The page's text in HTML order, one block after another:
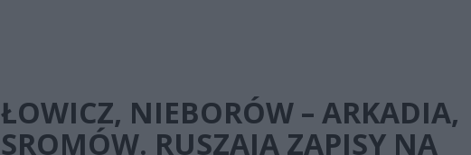
ŁOWICZ, NIEBORÓW – ARKADIA,
SROMÓW. RUSZAJĄ ZAPISY NA